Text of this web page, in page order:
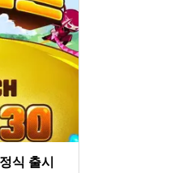
식 출시